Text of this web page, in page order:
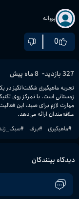
پروانه
0
327بازدید- 8 ماه پیش
مهارت لازم برای صید، این
علاقه‌مندان ارائه می‌دهد.
#ماهیگیری #برف #
دیدگاه بینندگان